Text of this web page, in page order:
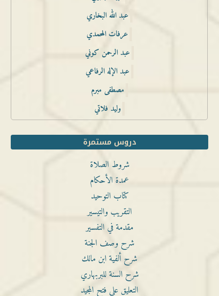
عبد الله البخاري
عرفات المحمدي
عبد الرحمن كوني
عبد الإله الرفاعي
مصطفى مبرم
وليد فلاتي
دروس مستمرة
شروط الصلاة
عمدة الأحكام
كتاب التوحيد
التقريب والتيسير
مقدمة في التفسير
شرح وصف الجنة
شرح ألفية ابن مالك
شرح السنة للبربهاري
التعليق على فتح المجيد